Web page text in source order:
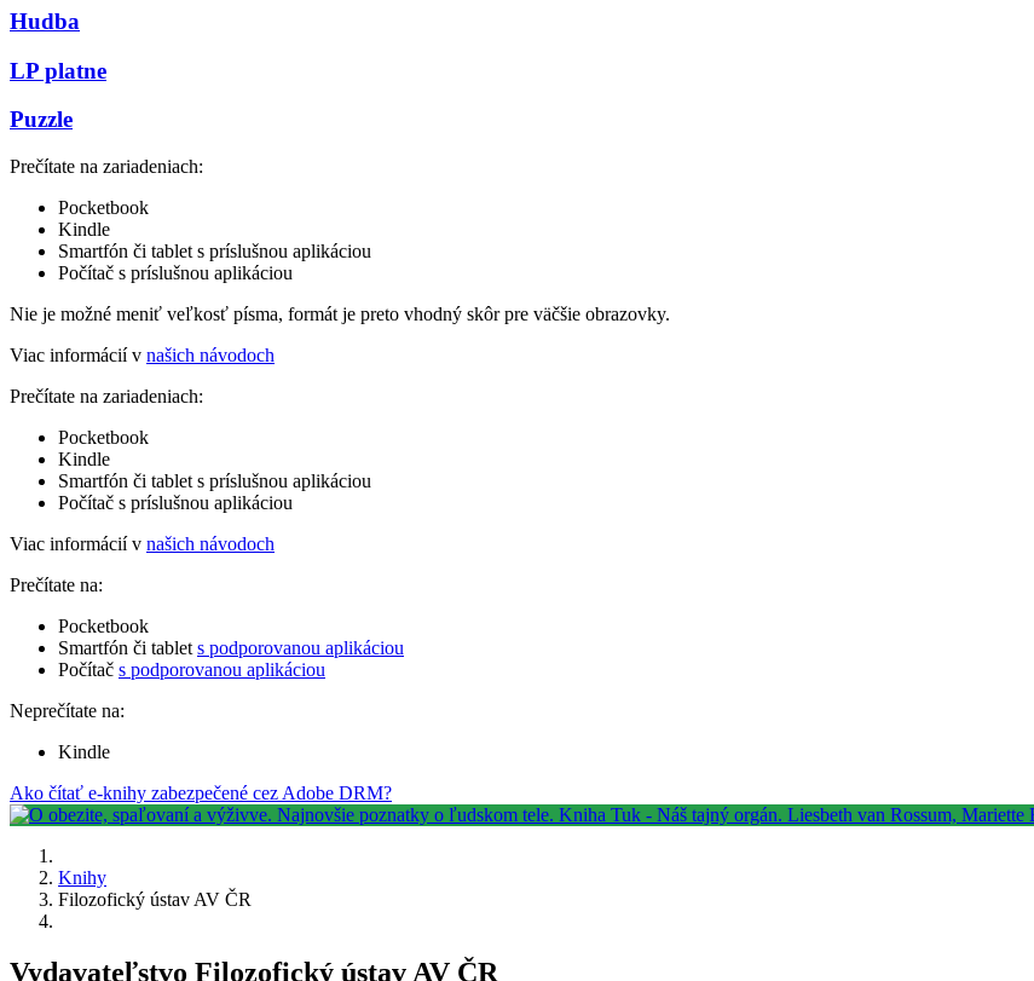
Hudba
LP platne
Puzzle
Prečítate na zariadeniach:
Pocketbook
Kindle
Smartfón či tablet s príslušnou aplikáciou
Počítač s príslušnou aplikáciou
Nie je možné meniť veľkosť písma, formát je preto vhodný skôr pre väčšie obrazovky.
Viac informácií v našich návodoch
Prečítate na zariadeniach:
Pocketbook
Kindle
Smartfón či tablet s príslušnou aplikáciou
Počítač s príslušnou aplikáciou
Viac informácií v našich návodoch
Prečítate na:
Pocketbook
Smartfón či tablet s podporovanou aplikáciou
Počítač s podporovanou aplikáciou
Neprečítate na:
Kindle
Ako čítať e-knihy zabezpečené cez Adobe DRM?
Knihy
Filozofický ústav AV ČR
Vydavateľstvo Filozofický ústav AV ČR